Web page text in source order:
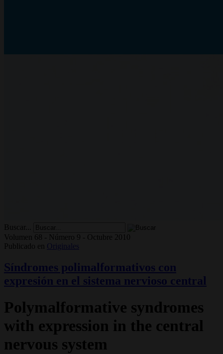
Buscar...
Volumen 68 - Número 9 - Octubre 2010
Publicado en
Originales
Síndromes polimalformativos con
expresión en el sistema nervioso central
Polymalformative syndromes
with expression in the central
nervous system